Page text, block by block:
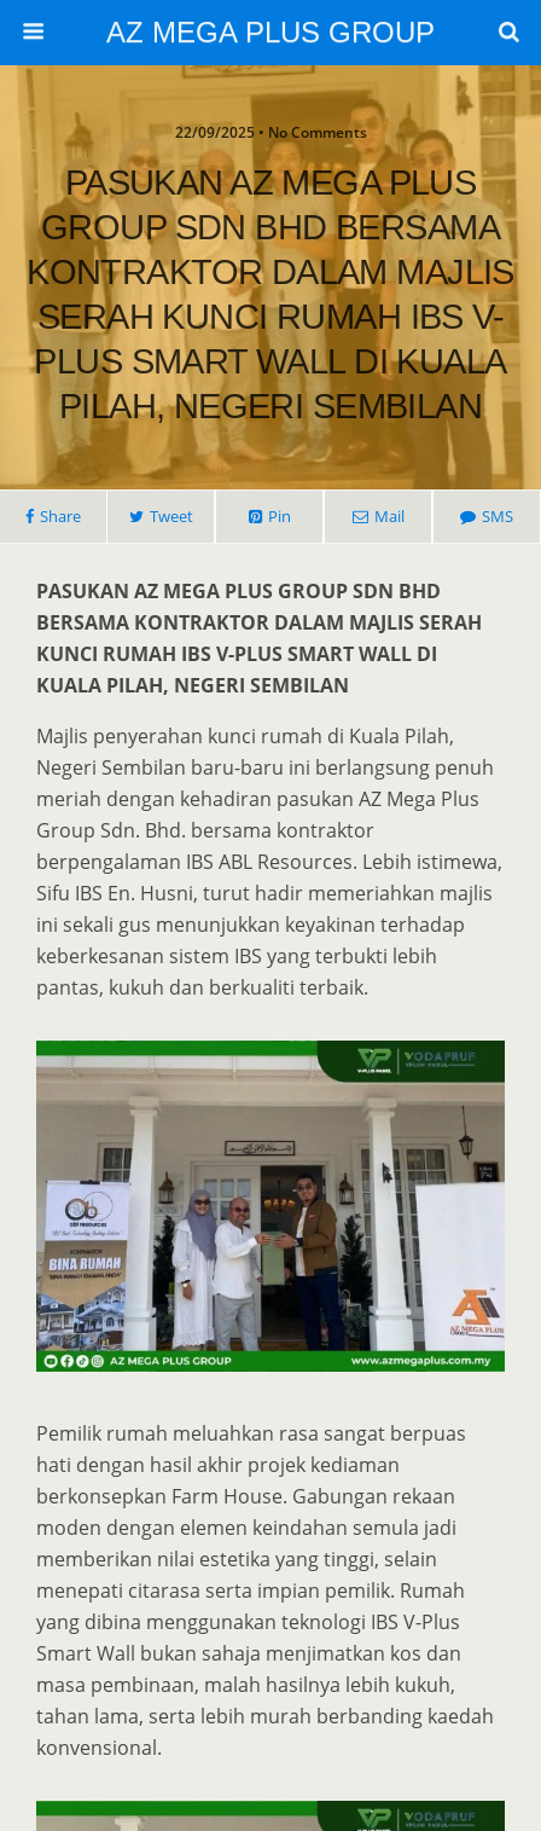
AZ MEGA PLUS GROUP
22/09/2025 • No Comments
PASUKAN AZ MEGA PLUS
GROUP SDN BHD BERSAMA
KONTRAKTOR DALAM MAJLIS
SERAH KUNCI RUMAH IBS V-
PLUS SMART WALL DI KUALA
PILAH, NEGERI SEMBILAN
Share Tweet Pin Mail SMS
PASUKAN AZ MEGA PLUS GROUP SDN BHD
BERSAMA KONTRAKTOR DALAM MAJLIS SERAH
KUNCI RUMAH IBS V-PLUS SMART WALL DI
KUALA PILAH, NEGERI SEMBILAN
Majlis penyerahan kunci rumah di Kuala Pilah,
Negeri Sembilan baru-baru ini berlangsung penuh
meriah dengan kehadiran pasukan AZ Mega Plus
Group Sdn. Bhd. bersama kontraktor
berpengalaman IBS ABL Resources. Lebih istimewa,
Sifu IBS En. Husni, turut hadir memeriahkan majlis
ini sekali gus menunjukkan keyakinan terhadap
keberkesanan sistem IBS yang terbukti lebih
pantas, kukuh dan berkualiti terbaik.
Pemilik rumah meluahkan rasa sangat berpuas
hati dengan hasil akhir projek kediaman
berkonsepkan Farm House. Gabungan rekaan
moden dengan elemen keindahan semula jadi
memberikan nilai estetika yang tinggi, selain
menepati citarasa serta impian pemilik. Rumah
yang dibina menggunakan teknologi IBS V-Plus
Smart Wall bukan sahaja menjimatkan kos dan
masa pembinaan, malah hasilnya lebih kukuh,
tahan lama, serta lebih murah berbanding kaedah
konvensional.